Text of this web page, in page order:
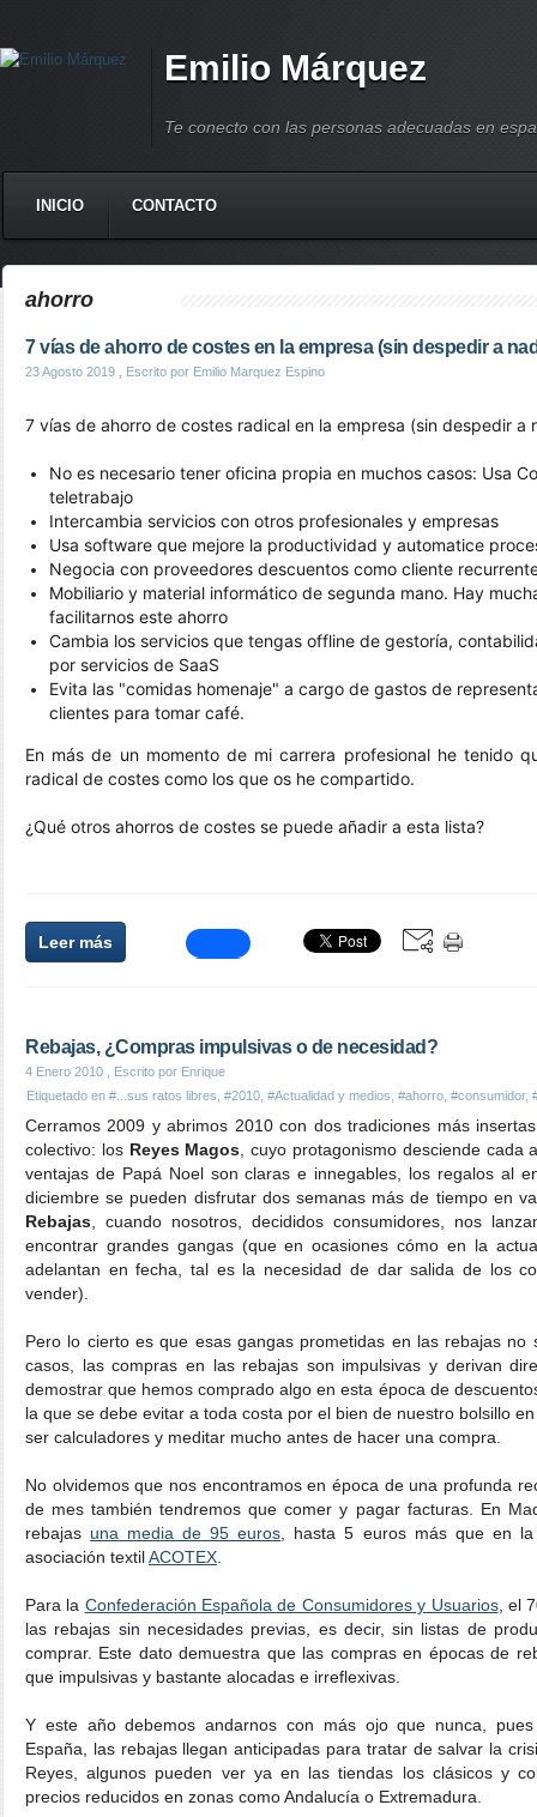
Emilio Márquez
Te conecto con las personas adecuadas en
INICIO CONTACTO
ahorro
7 vías de ahorro de costes en la empresa (sin despedir a
23 Agosto 2019 , Escrito por Emilio Marquez Espino
7 vías de ahorro de costes radical en la empresa (sin despedir a
No es necesario tener oficina propia en muchos casos: Usa
teletrabajo
Intercambia servicios con otros profesionales y empresas
Usa software que mejore la productividad y automatice
Negocia con proveedores descuentos como cliente
Mobiliario y material informático de segunda mano. Hay
facilitarnos este ahorro
Cambia los servicios que tengas offline de gestoría,
por servicios de SaaS
Evita las "comidas homenaje" a cargo de gastos de
clientes para tomar café.
En más de un momento de mi carrera profesional he tenido
radical de costes como los que os he compartido.
¿Qué otros ahorros de costes se puede añadir a esta lista?
Leer más
Rebajas, ¿Compras impulsivas o de necesidad?
4 Enero 2010 , Escrito por Enrique
Etiquetado en #...sus ratos libres #2010 #Actualidad y medios #ahorro #consumidor,
Cerramos 2009 y abrimos 2010 con dos tradiciones más
colectivo: los Reyes Magos , cuyo protagonismo desciende
ventajas de Papá Noel son claras e innegables, los regalos al
diciembre se pueden disfrutar dos semanas más de tiempo en
Rebajas , cuando nosotros, decididos consumidores, nos
encontrar grandes gangas (que en ocasiones cómo en la
adelantan en fecha, tal es la necesidad de dar salida de los
vender).
Pero lo cierto es que esas gangas prometidas en las rebajas no
casos, las compras en las rebajas son impulsivas y derivan
demostrar que hemos comprado algo en esta época de
la que se debe evitar a toda costa por el bien de nuestro bolsillo
ser calculadores y meditar mucho antes de hacer una compra.
No olvidemos que nos encontramos en época de una profunda
de mes también tendremos que comer y pagar facturas. En
rebajas una media de 95 euros , hasta 5 euros más que en
asociación textilACOTEX
Para la Confederación Española de Consumidores y Usuarios, el
las rebajas sin necesidades previas, es decir, sin listas de
comprar. Este dato demuestra que las compras en épocas de
que impulsivas y bastante alocadas e irreflexivas.
Y este año debemos andarnos con más ojo que nunca,
España, las rebajas llegan anticipadas para tratar de salvar la
Reyes, algunos pueden ver ya en las tiendas los clásicos y
precios reducidos en zonas como Andalucía o Extremadura.